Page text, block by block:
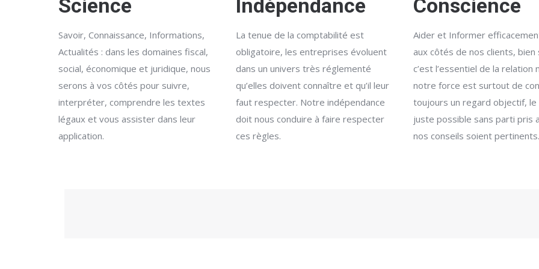
Science
Savoir, Connaissance, Informations,
Actualités : dans les domaines fiscal,
social, économique et juridique, nous
serons à vos côtés pour suivre,
interpréter, comprendre les textes
légaux et vous assister dans leur
application.
Indépendance
La tenue de la comptabilité est
obligatoire, les entreprises évoluent
dans un univers très réglementé
qu’elles doivent connaître et qu’il leur
faut respecter. Notre indépendance
doit nous conduire à faire respecter
ces règles.
Conscience
Aider et Informer
aux côtés de nos clients, bien
c’est l’essentiel de la relation
notre force est surtout de
toujours un regard objectif, le
juste possible sans parti pris
nos conseils soient pertinents.